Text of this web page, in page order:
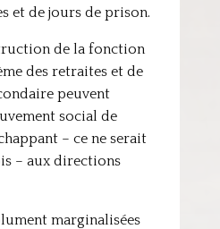
et de jours de prison.
de la fonction
des retraites et de
peuvent
social de
– ce ne serait
– aux directions
marginalisées